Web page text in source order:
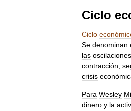
Ciclo
Ciclo
Se denominan
las oscilaciones
contracción
crisis
Para Wesley
dinero y la